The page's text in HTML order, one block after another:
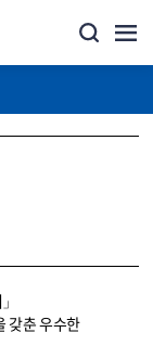
갖춘 우수한